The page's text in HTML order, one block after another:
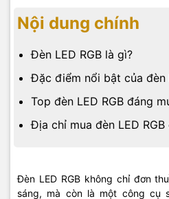
Nội dung chính
Đèn LED RGB là gì?
Đặc điểm nổi bật của đèn
Top đèn LED RGB đáng
Địa chỉ mua đèn LED
Đèn LED RGB không chỉ đơn
sáng, mà còn là một công cụ